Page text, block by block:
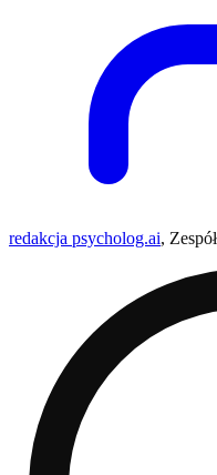
redakcja psycholog.ai,